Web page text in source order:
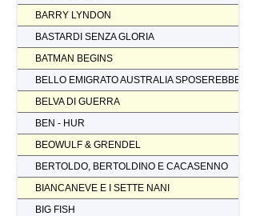
BARRY LYNDON
BASTARDI SENZA GLORIA
BATMAN BEGINS
BELLO EMIGRATO AUSTRALIA SPOSEREBBE
BELVA DI GUERRA
BEN - HUR
BEOWULF & GRENDEL
BERTOLDO, BERTOLDINO E CACASENNO
BIANCANEVE E I SETTE NANI
BIG FISH